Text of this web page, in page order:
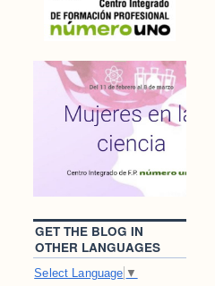
GET THE BLOG IN
OTHER LANGUAGES
Select Language ▼